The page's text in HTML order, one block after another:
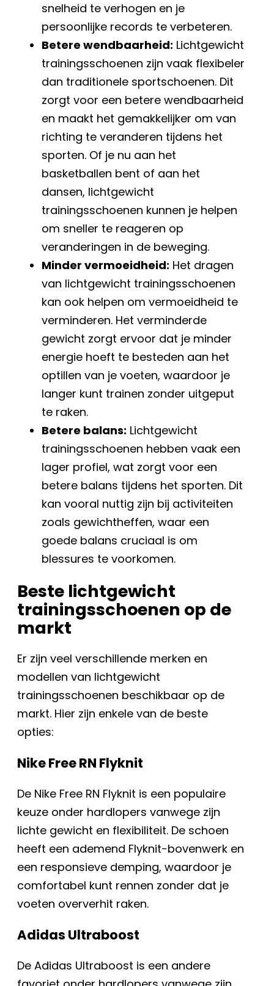
snelheid te verhogen en je
persoonlijke records te verbeteren.
Betere wendbaarheid: Lichtgewicht
trainingsschoenen zijn vaak flexibeler
dan traditionele sportschoenen. Dit
zorgt voor een betere wendbaarheid
en maakt het gemakkelijker om van
richting te veranderen tijdens het
sporten. Of je nu aan het
basketballen bent of aan het
dansen, lichtgewicht
trainingsschoenen kunnen je helpen
om sneller te reageren op
veranderingen in de beweging.
Minder vermoeidheid: Het dragen
van lichtgewicht trainingsschoenen
kan ook helpen om vermoeidheid te
verminderen. Het verminderde
gewicht zorgt ervoor dat je minder
energie hoeft te besteden aan het
optillen van je voeten, waardoor je
langer kunt trainen zonder uitgeput
te raken.
Betere balans: Lichtgewicht
trainingsschoenen hebben vaak een
lager profiel, wat zorgt voor een
betere balans tijdens het sporten. Dit
kan vooral nuttig zijn bij activiteiten
zoals gewichtheffen, waar een
goede balans cruciaal is om
blessures te voorkomen.
Beste lichtgewicht
trainingsschoenen op de
markt
Er zijn veel verschillende merken en
modellen van lichtgewicht
trainingsschoenen beschikbaar op de
markt. Hier zijn enkele van de beste
opties:
Nike Free RN Flyknit
De Nike Free RN Flyknit is een populaire
keuze onder hardlopers vanwege zijn
lichte gewicht en flexibiliteit. De schoen
heeft een ademend Flyknit-bovenwerk en
een responsieve demping, waardoor je
comfortabel kunt rennen zonder dat je
voeten oververhit raken.
Adidas Ultraboost
De Adidas Ultraboost is een andere